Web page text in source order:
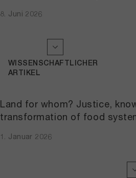
8. Juni 2026
Land for whom? Justice,
transformation of food
1. Januar 2026
WISSENSCHAFTLICHER
ARTIKEL